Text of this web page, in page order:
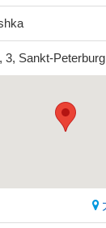
3, Sankt-Peterburg